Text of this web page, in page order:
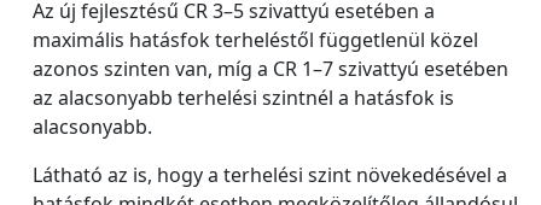
Az új fejlesztésű CR 3–5 szivattyú esetében a
maximális hatásfok terheléstől függetlenül közel
azonos szinten van, míg a CR 1–7 szivattyú esetében
az alacsonyabb terhelési szintnél a hatásfok is
alacsonyabb.
Látható az is, hogy a terhelési szint növekedésével a